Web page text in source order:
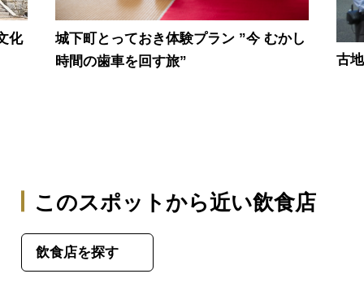
化
城下町とっておき体験プラン ”今 むかし
時間の歯車を回す旅”
古
このスポットから近い飲食店
飲食店を探す